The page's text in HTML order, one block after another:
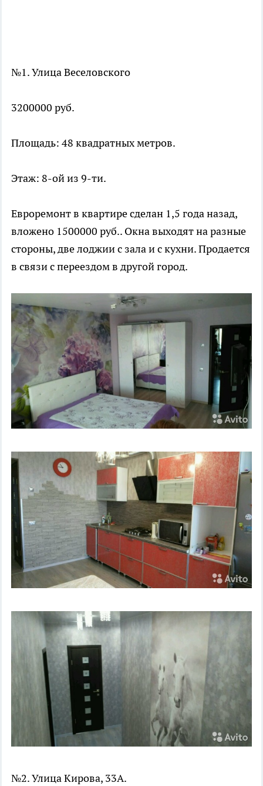
№1. Улица Веселовского
3200000 руб.
Площадь: 48 квадратных метров.
Этаж: 8-ой из 9-ти.
Евроремонт в квартире сделан 1,5 года назад,
вложено 1500000 руб.. Окна выходят на разные
стороны, две лоджии с зала и с кухни. Продается
в связи с переездом в другой город.
№2. Улица Кирова, 33А.